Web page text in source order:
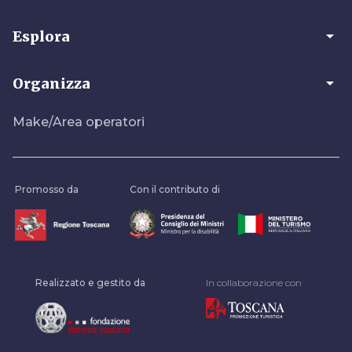
Esplora arrow_drop_down
Organizza arrow_drop_down
Make/Area operatori
Promosso da Con il contributo di
Realizzato e gestito da In collaborazione con